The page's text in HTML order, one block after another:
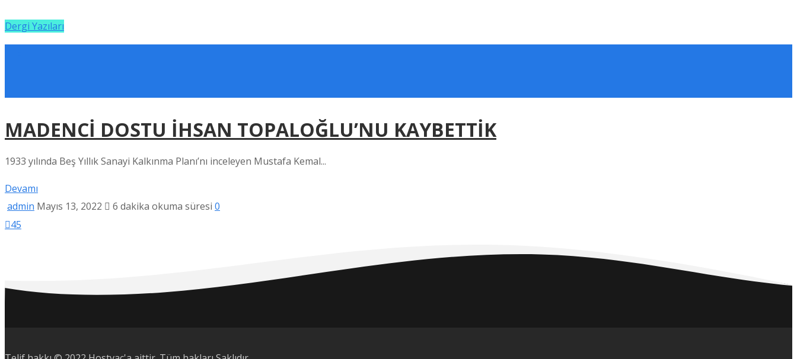
Dergi Yazıları
MADENCİ DOSTU İHSAN TOPALOĞLU’NU KAYBETTİK
1933 yılında Beş Yıllık Sanayi Kalkınma Planı’nı inceleyen Mustafa Kemal...
Devamı
admin Mayıs 13, 2022 6 dakika okuma süresi 0
45